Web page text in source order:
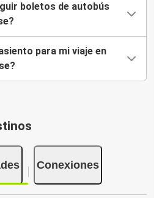
boletos de autobús
para mi viaje en
Conexiones